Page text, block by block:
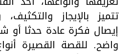
تتميز بالإيجاز
إيصال فكرة عادة حدثا أو
واضح. للقصة القصيرة